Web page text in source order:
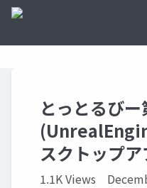
とっとるび
スクトップ
1.1K Views